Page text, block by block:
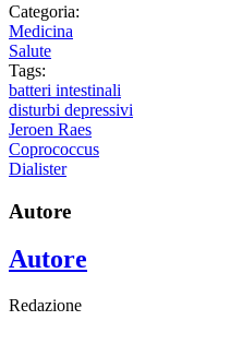
Categoria:
Medicina
Salute
Tags:
batteri intestinali
disturbi depressivi
Jeroen Raes
Coprococcus
Dialister
Autore
Autore
Redazione